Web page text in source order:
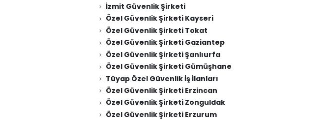
İzmit Güvenlik Şirketi
Özel Güvenlik Şirketi Kayseri
Özel Güvenlik Şirketi Tokat
Özel Güvenlik Şirketi Gaziantep
Özel Güvenlik Şirketi Şanlıurfa
Özel Güvenlik Şirketi Gümüşhane
Tüyap Özel Güvenlik İş İlanları
Özel Güvenlik Şirketi Erzincan
Özel Güvenlik Şirketi Zonguldak
Özel Güvenlik Şirketi Erzurum